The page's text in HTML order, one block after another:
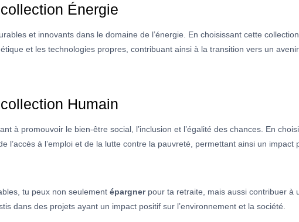
Énergie
et innovants dans le domaine de l’énergie. En choisissant cette
et les technologies propres, contribuant ainsi à la transition vers un
Humain
à promouvoir le bien-être social, l’inclusion et l’égalité des chances. En
l’accès à l’emploi et de la lutte contre la pauvreté, permettant ainsi un impact
tu peux non seulement épargnerpour ta retraite, mais aussi contribuer à
dans des projets ayant un impact positif sur l’environnement et la société.